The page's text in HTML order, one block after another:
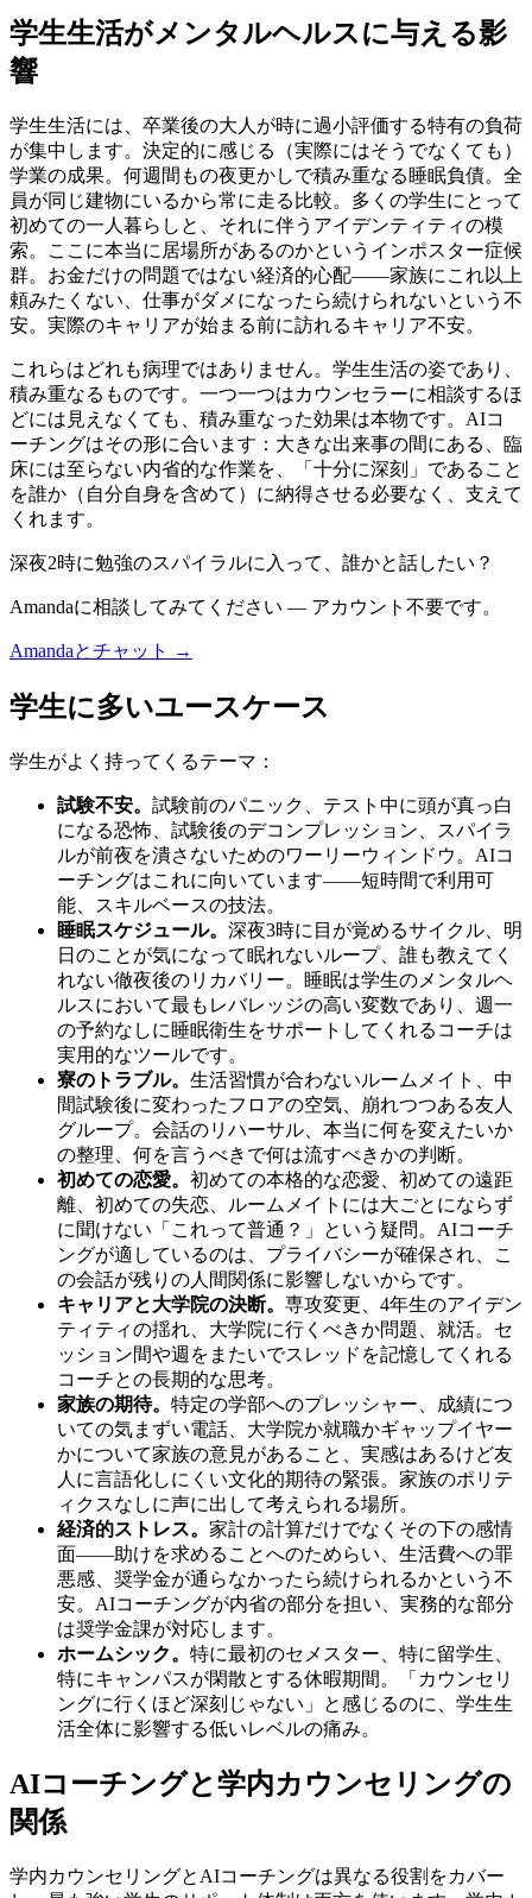
学生生活がメンタルヘルスに与える影
響
学生生活には、卒業後の大人が時に過小評価する特有の負荷
が集中します。決定的に感じる（実際にはそうでなくても）
学業の成果。何週間もの夜更かしで積み重なる睡眠負債。全
員が同じ建物にいるから常に走る比較。多くの学生にとって
初めての一人暮らしと、それに伴うアイデンティティの模
索。ここに本当に居場所があるのかというインポスター症候
群。お金だけの問題ではない経済的心配——家族にこれ以上
頼みたくない、仕事がダメになったら続けられないという不
安。実際のキャリアが始まる前に訪れるキャリア不安。
これらはどれも病理ではありません。学生生活の姿であり、
積み重なるものです。一つ一つはカウンセラーに相談するほ
どには見えなくても、積み重なった効果は本物です。AIコ
ーチングはその形に合います：大きな出来事の間にある、臨
床には至らない内省的な作業を、「十分に深刻」であること
を誰か（自分自身を含めて）に納得させる必要なく、支えて
くれます。
深夜2時に勉強のスパイラルに入って、誰かと話したい？
Amandaに相談してみてください — アカウント不要です。
Amandaとチャット →
学生に多いユースケース
学生がよく持ってくるテーマ：
試験不安。 試験前のパニック、テスト中に頭が真っ白
になる恐怖、試験後のデコンプレッション、スパイラ
ルが前夜を潰さないためのワーリーウィンドウ。AIコ
ーチングはこれに向いています——短時間で利用可
能、スキルベースの技法。
睡眠スケジュール。 深夜3時に目が覚めるサイクル、明
日のことが気になって眠れないループ、誰も教えてく
れない徹夜後のリカバリー。睡眠は学生のメンタルヘ
ルスにおいて最もレバレッジの高い変数であり、週一
の予約なしに睡眠衛生をサポートしてくれるコーチは
実用的なツールです。
寮のトラブル。 生活習慣が合わないルームメイト、中
間試験後に変わったフロアの空気、崩れつつある友人
グループ。会話のリハーサル、本当に何を変えたいか
の整理、何を言うべきで何は流すべきかの判断。
初めての恋愛。 初めての本格的な恋愛、初めての遠距
離、初めての失恋、ルームメイトには大ごとにならず
に聞けない「これって普通？」という疑問。AIコーチ
ングが適しているのは、プライバシーが確保され、こ
の会話が残りの人間関係に影響しないからです。
キャリアと大学院の決断。 専攻変更、4年生のアイデン
ティティの揺れ、大学院に行くべきか問題、就活。セ
ッション間や週をまたいでスレッドを記憶してくれる
コーチとの長期的な思考。
家族の期待。 特定の学部へのプレッシャー、成績につ
いての気まずい電話、大学院か就職かギャップイヤー
かについて家族の意見があること、実感はあるけど友
人に言語化しにくい文化的期待の緊張。家族のポリテ
ィクスなしに声に出して考えられる場所。
経済的ストレス。 家計の計算だけでなくその下の感情
面——助けを求めることへのためらい、生活費への罪
悪感、奨学金が通らなかったら続けられるかという不
安。AIコーチングが内省の部分を担い、実務的な部分
は奨学金課が対応します。
ホームシック。 特に最初のセメスター、特に留学生、
特にキャンパスが閑散とする休暇期間。「カウンセリ
ングに行くほど深刻じゃない」と感じるのに、学生生
活全体に影響する低いレベルの痛み。
AIコーチングと学内カウンセリングの
関係
学内カウンセリングとAIコーチングは異なる役割をカバー